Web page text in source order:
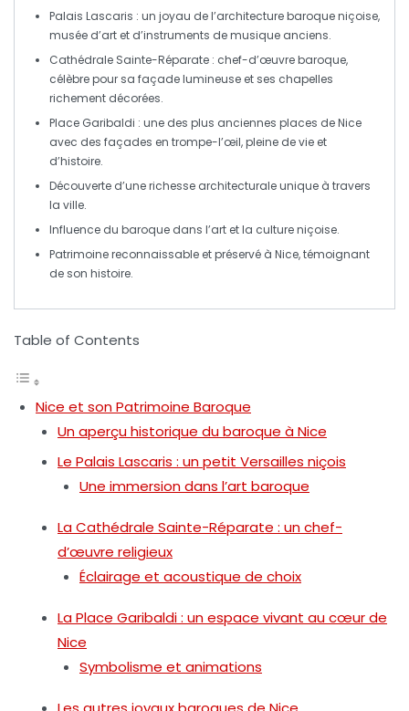
Palais Lascaris : un joyau de l’architecturebaroque niçoise,
musée d’art et d’instruments de musique anciens.
Cathédrale Sainte-Réparate : chef-d’œuvre baroque,
célèbre pour sa façade lumineuse et ses chapelles
richement décorées.
Place Garibaldi : une des plus anciennes places de Nice
avec des façades en trompe-l’œil, pleine de vie et
d’histoire.
Découverte d’unerichesse architecturaleunique à travers
la ville.
Influence du baroque dans l’art et la culture niçoise.
Patrimoine reconnaissable etpréservé à Nice, témoignant
de son histoire.
Table of Contents
Nice et son Patrimoine Baroque
Un aperçu historique du baroque à Nice
Le Palais Lascaris : un petit Versailles niçois
Une immersion dans l’art baroque
La Cathédrale Sainte-Réparate : un chef-
d’œuvre religieux
Éclairage et acoustique de choix
La Place Garibaldi : un espace vivant au cœur de
Nice
Symbolisme et animations